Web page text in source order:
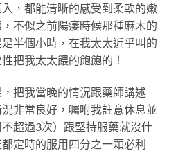
，都能清晰的感受到柔軟的嫩
不似之前陽痿時候那種麻木的
半個小時，在我太太近乎叫的
把我太太餵的飽飽的！
把我當晚的情況跟藥師講述
非常良好，囑咐我註意休息並
超過3次）跟堅持服藥就沒什
定時的服用四分之一顆必利